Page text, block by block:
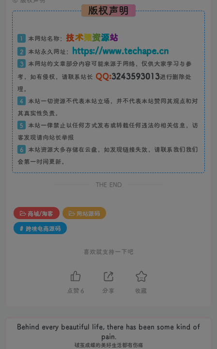
版权声明
1 本网站名称： 技术猿资源站
2 本站永久网址： https://www.techape.cn
3
本网站的文章部分内容可能来源于网络，仅供大家学习与参
考，如有侵权，请联系站长 QQ:3243593013进行删除处
理。
4
本站一切资源不代表本站立场，并不代表本站赞同其观点和对
其真实性负责。
5
本站一律禁止以任何方式发布或转载任何违法的相关信息，访
客发现请向站长举报
6
本站资源大多存储在云盘，如发现链接失效，请联系我们我们
会第一时间更新。
THE END
商城/淘客
网站源码
# 跨境电商源码
喜欢就支持一下吧
点赞 6 分享 收藏
Behind every beautiful life, there has been some kind of
pain.
破茧成蝶的美好生活都有伤痛